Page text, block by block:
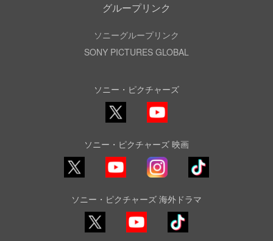
グループリンク
ソニーグループリンク
SONY PICTURES GLOBAL
ソニー・ピクチャーズ
ソニー・ピクチャーズ 映画
ソニー・ピクチャーズ 海外ドラマ